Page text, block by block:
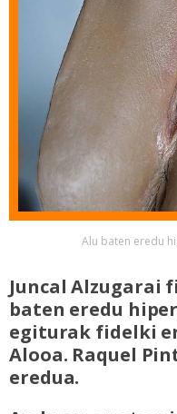
Alu baten eredu
Juncal Alzugarai
baten eredu
egiturak fidelki
Alooa. Raquel
eredua.